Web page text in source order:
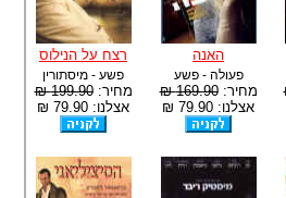
האנה
פעולה - פשע
מחיר:169.90 ₪
אצלנו: 79.90 ₪
רצח על הנילוס
פשע - מיסתורין
מחיר:199.90 ₪
אצלנו: 79.90 ₪